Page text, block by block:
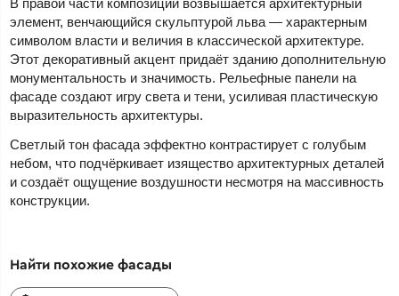
В правой части композиции возвышается архитектурный
элемент, венчающийся скульптурой льва — характерным
символом власти и величия в классической архитектуре.
Этот декоративный акцент придаёт зданию дополнительную
монументальность и значимость. Рельефные панели на
фасаде создают игру света и тени, усиливая пластическую
выразительность архитектуры.
Светлый тон фасада эффектно контрастирует с голубым
небом, что подчёркивает изящество архитектурных деталей
и создаёт ощущение воздушности несмотря на массивность
конструкции.
Найти похожие фасады